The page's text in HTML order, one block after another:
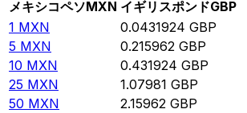
メキシコペソMXN イギリスポンドGBP
1 MXN 0.0431924 GBP
5 MXN 0.215962 GBP
10 MXN 0.431924 GBP
25 MXN 1.07981 GBP
50 MXN 2.15962 GBP